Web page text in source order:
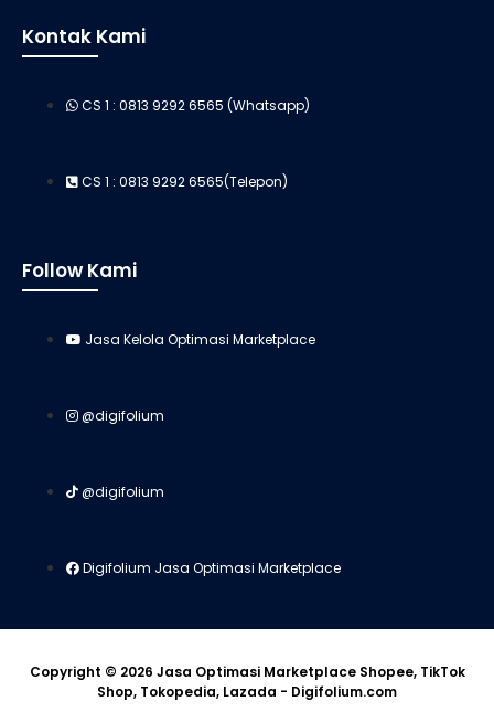
Kontak Kami
CS 1 : 0813 9292 6565 (Whatsapp)
CS 1 : 0813 9292 6565(Telepon)
Follow Kami
Jasa Kelola Optimasi Marketplace
@digifolium
@digifolium
Digifolium Jasa Optimasi Marketplace
Copyright © 2026 Jasa Optimasi Marketplace Shopee, TikTok
Shop, Tokopedia, Lazada - Digifolium.com